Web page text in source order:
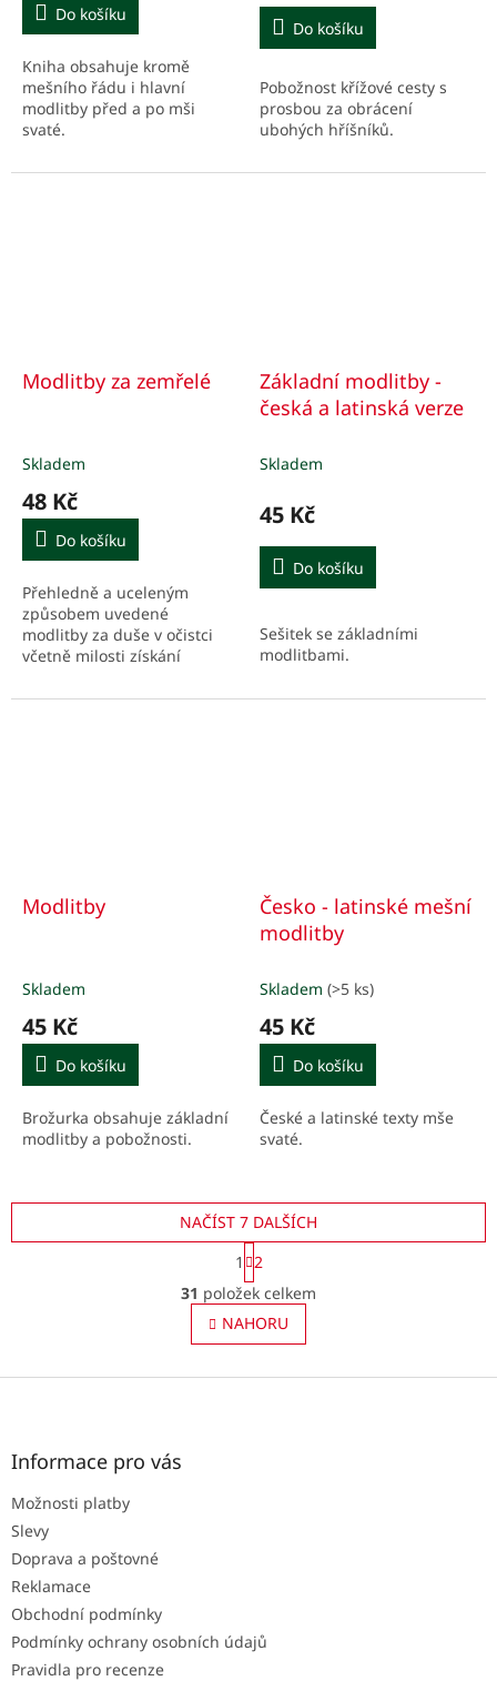
Do košíku
Kniha obsahuje kromě
mešního řádu i hlavní
modlitby před a po mši
svaté.
Do košíku
Pobožnost křížové cesty s
prosbou za obrácení
ubohých hříšníků.
Modlitby za zemřelé
Skladem
48 Kč
Do košíku
Přehledně a uceleným
způsobem uvedené
modlitby za duše v očistci
včetně milosti získání
odpustků.
Základní modlitby -
česká a latinská verze
Skladem
45 Kč
Do košíku
Sešitek se základními
modlitbami.
Modlitby
Skladem
45 Kč
Do košíku
Brožurka obsahuje základní
modlitby a pobožnosti.
Česko - latinské mešní
modlitby
Skladem (>5 ks)
45 Kč
Do košíku
České a latinské texty mše
svaté.
O
v
l
á
a
s
u
NAČÍST 7 DALŠÍCH
S
t
r
á
n
k
v
1
2
31 položek celkem
NAHORU
Z
Informace pro vás
Možnosti platby
Slevy
Doprava a poštovné
Reklamace
Obchodní podmínky
Podmínky ochrany osobních údajů
Pravidla pro recenze